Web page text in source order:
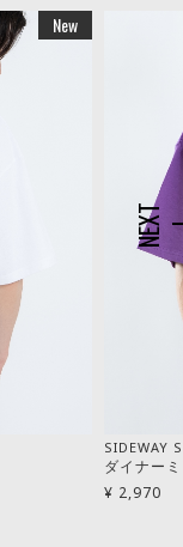
New
SIDEWAY
ダイナー
¥ 2,970
NEXT